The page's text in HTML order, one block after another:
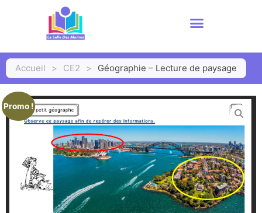
Accueil > CE2 > Géographie – Lecture de paysage
Promo !